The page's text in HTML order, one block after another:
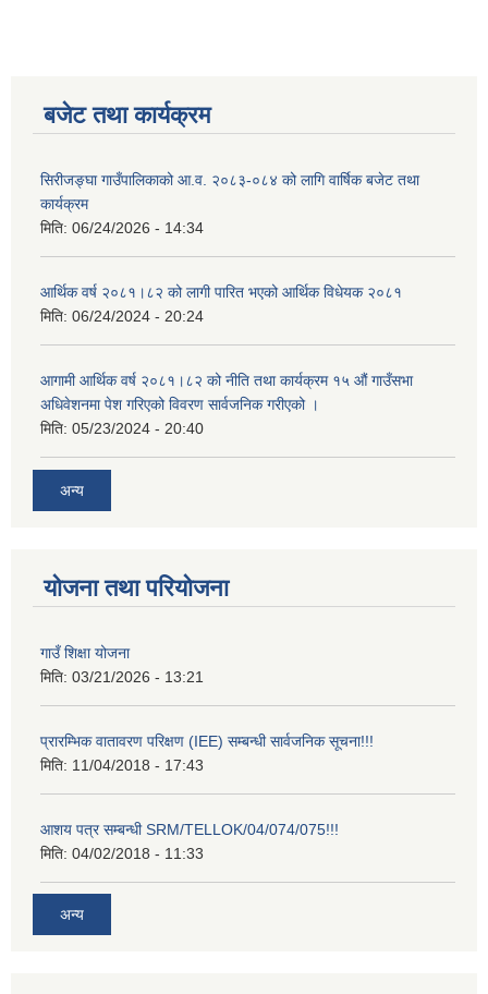
बजेट तथा कार्यक्रम
सिरीजङ्घा गाउँपालिकाको आ.व. २०८३-०८४ को लागि वार्षिक बजेट तथा
कार्यक्रम
मिति: 06/24/2026 - 14:34
आर्थिक वर्ष २०८१।८२ को लागी पारित भएको आर्थिक विधेयक २०८१
मिति: 06/24/2024 - 20:24
आगामी आर्थिक वर्ष २०८१।८२ को नीति तथा कार्यक्रम १५ औं गाउँसभा
अधिवेशनमा पेश गरिएको विवरण सार्वजनिक गरीएको ।
मिति: 05/23/2024 - 20:40
अन्य
योजना तथा परियोजना
गाउँ शिक्षा योजना
मिति: 03/21/2026 - 13:21
प्रारम्भिक वातावरण परिक्षण (IEE) सम्बन्धी सार्वजनिक सूचना!!!
मिति: 11/04/2018 - 17:43
आशय पत्र सम्बन्धी SRM/TELLOK/04/074/075!!!
मिति: 04/02/2018 - 11:33
अन्य